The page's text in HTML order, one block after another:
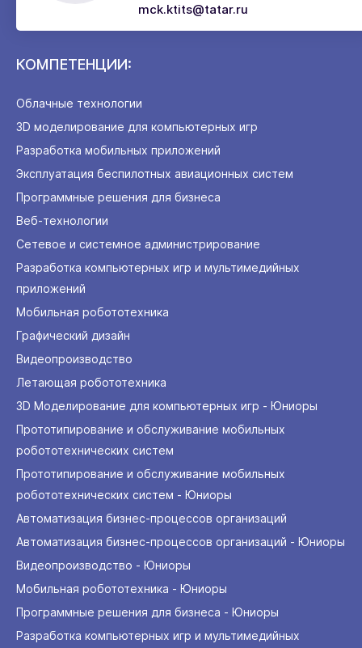
mck.ktits@tatar.ru
КОМПЕТЕНЦИИ:
Облачные технологии
3D моделирование для компьютерных игр
Разработка мобильных приложений
Эксплуатация беспилотных авиационных систем
Программные решения для бизнеса
Веб-технологии
Сетевое и системное администрирование
Разработка компьютерных игр и мультимедийных
приложений
Мобильная робототехника
Графический дизайн
Видеопроизводство
Летающая робототехника
3D Моделирование для компьютерных игр - Юниоры
Прототипирование и обслуживание мобильных
робототехнических систем
Прототипирование и обслуживание мобильных
робототехнических систем - Юниоры
Автоматизация бизнес-процессов организаций
Автоматизация бизнес-процессов организаций - Юниоры
Видеопроизводство - Юниоры
Мобильная робототехника - Юниоры
Программные решения для бизнеса - Юниоры
Разработка компьютерных игр и мультимедийных